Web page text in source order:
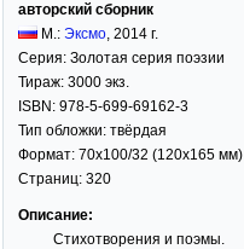
авторский сборник
М.: Эксмо, 2014 г.
Серия: Золотая серия поэзии
Тираж: 3000 экз.
ISBN: 978-5-699-69162-3
Тип обложки: твёрдая
Формат: 70x100/32 (120x165 мм)
Страниц: 320
Описание:
Стихотворения и поэмы.